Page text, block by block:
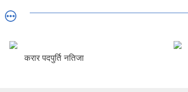
करार पदपुर्ति नतिजा